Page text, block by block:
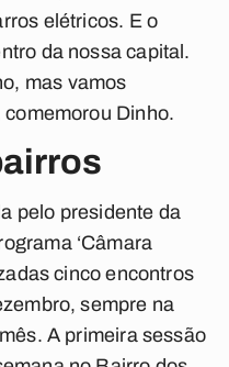
elétricos. E o
da nossa capital.
mas vamos
comemorou Dinho.
pelo presidente da
‘Câmara
cinco encontros
sempre na
A primeira sessão